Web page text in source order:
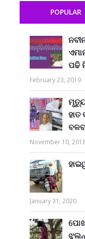
POPULAR
ପଢି
February 23, 2019
ହାତ
November 10,
January 31, 2020